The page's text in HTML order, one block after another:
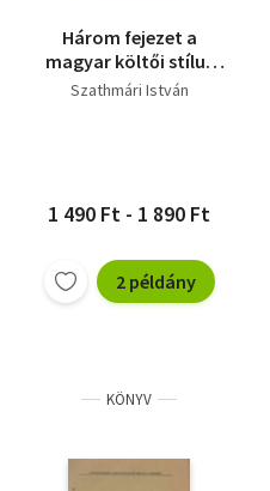
Három fejezet a
magyar költői stílus
történetéből
Szathmári István
1 490 Ft - 1 890 Ft
2 példány
KÖNYV